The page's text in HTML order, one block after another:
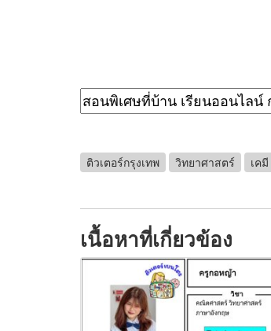
ติวเตอร์กรุงเทพ วิทยาศาสตร์ เคมี
เนื้อหาที่เกี่ยวข้อง